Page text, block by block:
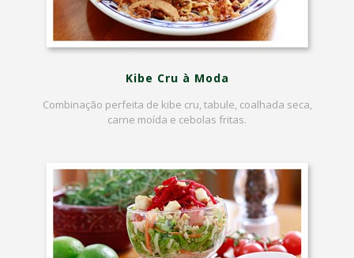
Kibe Cru à Moda
Combinação perfeita de kibe cru, tabule, coalhada seca,
carne moída e cebolas fritas.